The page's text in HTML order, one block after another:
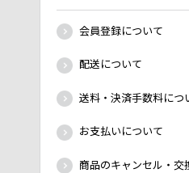
会員登録について
配送について
送料・決済手数料につ
お支払いについて
商品のキャンセル・交